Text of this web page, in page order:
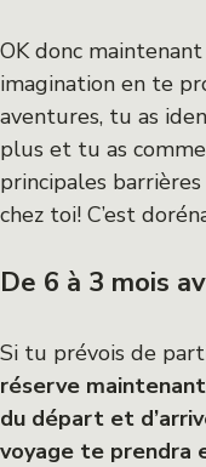
OK donc
imagination en te
aventures, tu as
plus et tu as
principales
chez toi! C’est
De 6 à 3 mois
Si tu prévois de
réserve
du départ et
voyage te prendra